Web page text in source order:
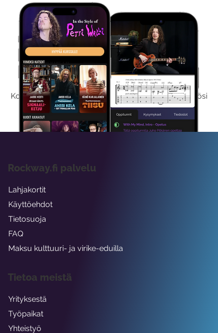
Kokeile Ilmaiseksi
Kokeilemalla ilmaiseksi saat koko sisältömme käyttöösi
viikon ajaksi.
Rockway.fi palvelu
Lahjakortit
Käyttöehdot
Tietosuoja
FAQ
Maksu kulttuuri- ja virike-eduilla
Tietoa meistä
Yrityksestä
Työpaikat
Yhteistyö